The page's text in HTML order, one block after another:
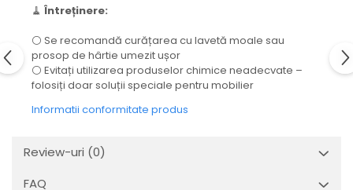
🧹 Întreținere:
⚪ Se recomandă curățarea cu lavetă moale sau
prosop de hârtie umezit ușor
⚪ Evitați utilizarea produselor chimice neadecvate –
folosiți doar soluții speciale pentru mobilier
Informatii conformitate produs
Review-uri (0)
FAQ